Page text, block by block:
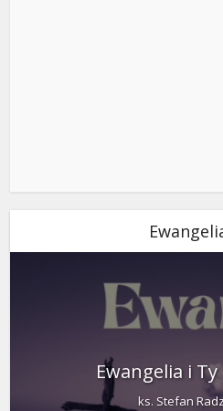
Ewangelia i
ks. Stefan